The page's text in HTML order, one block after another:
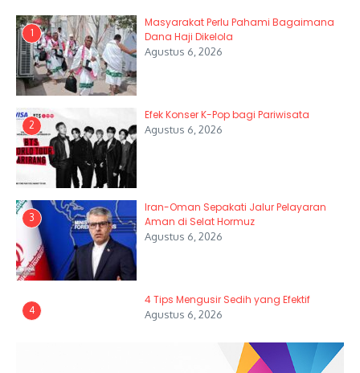
1
Masyarakat Perlu Pahami Bagaimana
Dana Haji Dikelola
Agustus 6, 2026
2
Efek Konser K-Pop bagi Pariwisata
Agustus 6, 2026
3
Iran-Oman Sepakati Jalur Pelayaran
Aman di Selat Hormuz
Agustus 6, 2026
4
4 Tips Mengusir Sedih yang Efektif
Agustus 6, 2026